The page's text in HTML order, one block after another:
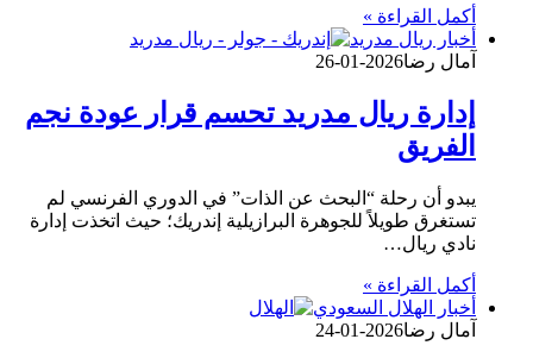
أكمل القراءة »
أخبار ريال مدريد
آمال رضا2026-01-26
إدارة ريال مدريد تحسم قرار عودة نجم
الفريق
يبدو أن رحلة “البحث عن الذات” في الدوري الفرنسي لم
تستغرق طويلاً للجوهرة البرازيلية إندريك؛ حيث اتخذت إدارة
نادي ريال…
أكمل القراءة »
أخبار الهلال السعودي
آمال رضا2026-01-24